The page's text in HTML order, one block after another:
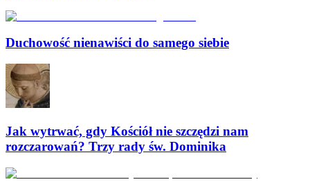
Duchowość nienawiści do samego siebie
Jak wytrwać, gdy Kościół nie szczędzi nam
rozczarowań? Trzy rady św. Dominika